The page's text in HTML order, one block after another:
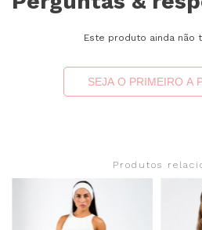
Este produto ainda não
SEJA O PRIMEIRO A
Produtos